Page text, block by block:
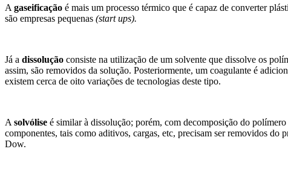
Agaseificação é mais um processo térmico que é capaz de converter
são empresas pequenas (start ups).
Já a dissolução consiste na utilização de um solvente que dissolve os
assim, são removidos da solução. Posteriormente, um coagulante é
existem cerca de oito variações de tecnologias deste tipo.
Asolvólise é similar à dissolução; porém, com decomposição do
componentes, tais como aditivos, cargas, etc, precisam ser removidos do
Dow.